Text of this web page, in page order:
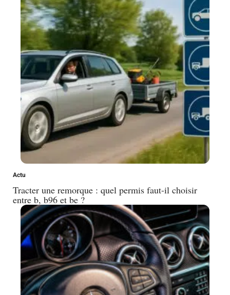
Actu
Tracter une remorque : quel permis faut-il choisir
entre b, b96 et be ?